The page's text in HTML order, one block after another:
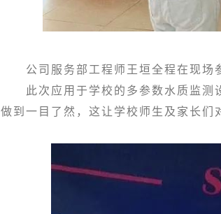
公司服务部工程师王垣全程在现场
此次应用于学校的多参数水质监测设
做到一目了然，这让学校师生及家长们